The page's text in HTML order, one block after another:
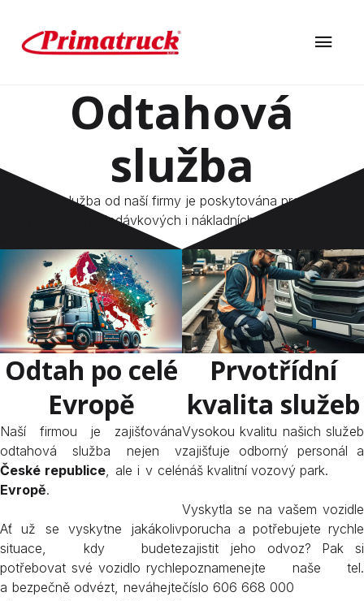
Odtahová
služba
Odtahová služba od naší firmy je poskytována pro všechny
druhy osobních, dodávkových i nákladních vozidel
Odtah po celé
Evropě
Naší firmou je zajišťována
odtahová služba nejen v
České republice , ale i v celé
Evropě.
Ať už se vyskytne jakákoliv
situace, kdy budete
potřebovat své vozidlo rychle
a bezpečně odvézt, neváhejte
Prvotřídní
kvalita služeb
Vysokou kvalitu našich služeb
zajišťuje odborný personál a
náš kvalitní vozový park.
Vyskytla se na vašem vozidle
porucha a potřebujete rychle
zajistit jeho odvoz? Pak si
poznamenejte naše tel.
číslo 606 668 000